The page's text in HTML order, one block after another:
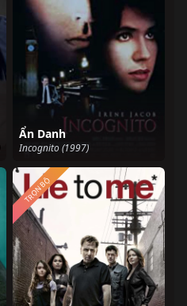
Ẩn Danh
Incognito (1997)
TRỌN BỘ